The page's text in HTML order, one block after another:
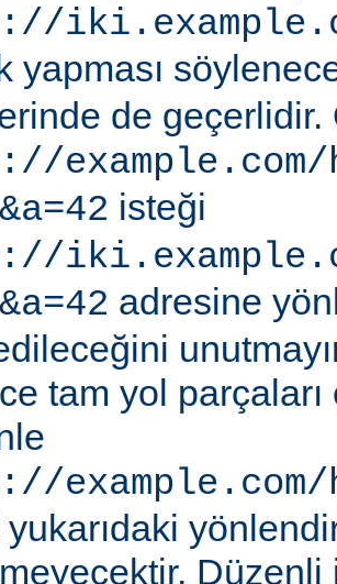
yapması
de geçerlidir.
isteği
adresine
tam yol
Düzenli